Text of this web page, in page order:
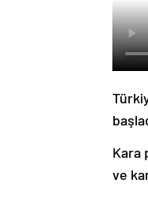
Kara
ve